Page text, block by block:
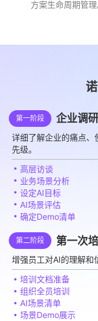
方案生命周期管理
第一阶段 企业调研
详细了解企业的痛点、
先级。
高层访谈
业务场景分析
设定AI目标
AI场景评估
确定Demo清单
第二阶段 第一次培
增强员工对AI的理解和
培训文档准备
组织全员培训
AI场景清单
场景Demo展示